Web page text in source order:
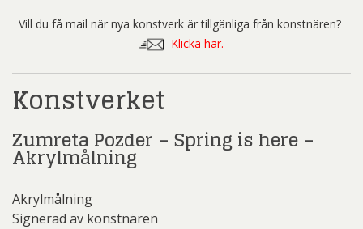
Akrylmålning
mängd
Vill du få mail när nya konstverk är tillgänliga från konstnären?
Klicka här.
Konstverket
Zumreta Pozder – Spring is here –
Akrylmålning
Akrylmålning
Signerad av konstnären